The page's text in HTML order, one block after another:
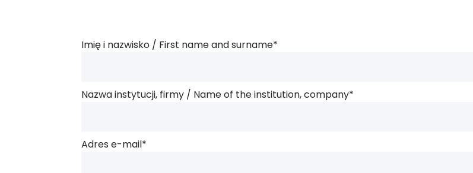
Imię i nazwisko / First name and surname*
Nazwa instytucji, firmy / Name of the institution, company*
Adres e-mail*